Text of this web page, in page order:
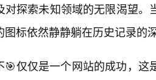
对探索未知领域的无限渴望
图标依然静静躺在历史记录的
🎯仅仅是一个网站的成功，这